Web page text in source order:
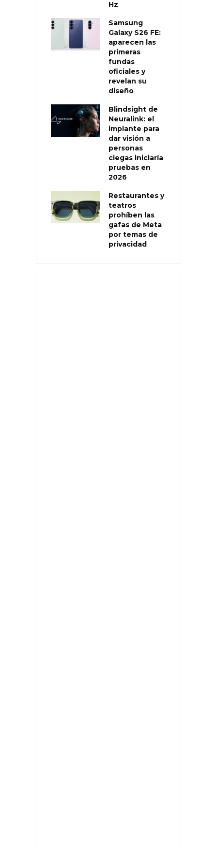
Hz
Samsung
Galaxy S26 FE:
aparecen las
primeras
fundas
oficiales y
revelan su
diseño
Blindsight de
Neuralink: el
implante para
dar visión a
personas
ciegas iniciaría
pruebas en
2026
Restaurantes y
teatros
prohíben las
gafas de Meta
por temas de
privacidad